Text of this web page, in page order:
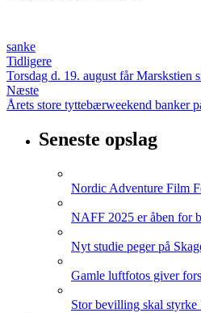
sanke
Tidligere
Torsdag d. 19. august får Marskstien
Næste
Årets store tyttebærweekend banker
Seneste opslag
Nordic Adventure Film
NAFF 2025 er åben for
Nyt studie peger på
Gamle luftfotos giver
Stor bevilling skal